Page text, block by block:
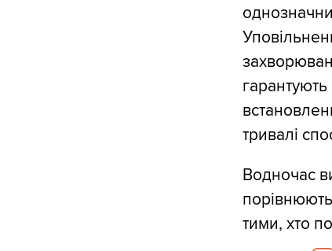
тривалі
Водночас
тими, хто